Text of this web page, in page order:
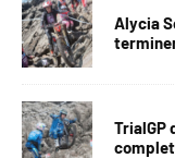
Alycia
TrialGP
complet